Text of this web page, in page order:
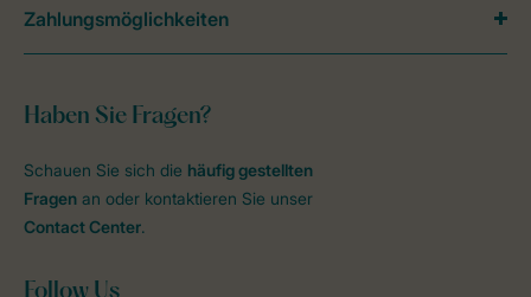
Haben Sie Fragen?
Schauen Sie sich die häufig gestellten
Fragen an oder kontaktieren Sie unser
Contact Center.
Follow Us
Zahlungsmöglichkeiten